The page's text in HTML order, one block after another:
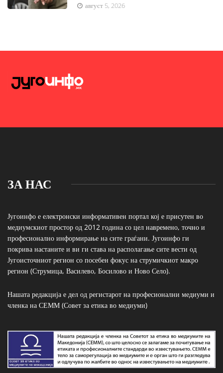
август 5, 2026
ЗА НАС
Југоинфо е електронски информативен портал кој е присутен во
медиумскиот простор од 2012 година со цел навремено, точно и
професионално информирање на сите граѓани. Југоинфо ги
покрива настаните и ви ги става на располагање сите вести од
Југоисточниот регион со посебен фокус на струмичкиот макро
регион (Струмица, Василево, Босилово и Ново Село).
Нашата редакција е дел од регистарот на професионални медиуми и
членка на СЕММ (Совет за етика во медиуми)